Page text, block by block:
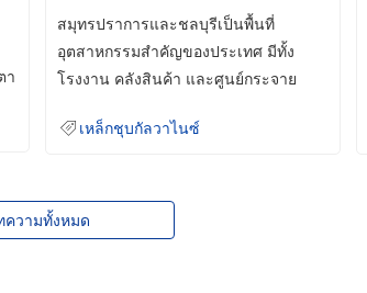
า
Galvanized)
สมุทรปราการและชลบุรีเป็นพื้นที่
อุตสาหกรรมสำคัญของประเทศ มีทั้ง
โรงงาน คลังสินค้า และศูนย์กระจาย
เหล็กชุบกัลวาไนซ์
ความทั้งหมด